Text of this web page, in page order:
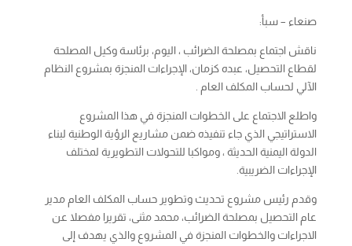
صنعاء – سبأ:
ناقش اجتماع بمصلحة الضرائب ، اليوم، برئاسة وكيل المصلحة
لقطاع التحصيل، عبده كزمان، الإجراءات المنجزة بمشروع النظام
الآلي لحساب المكلف العام .
واطلع الاجتماع على الخطوات المنجزة في هذا المشروع
الاستراتيجي الذي جاء تنفيذه ضمن مشاريع الرؤية الوطنية لبناء
الدولة اليمنية الحديثة ، ومواكبا للتحولات التطويرية لمختلف
الإجراءات الضريبية.
وقدم رئيس مشروع تحديث وتطوير حساب المكلف العام مدير
عام التحصيل بمصلحة الضرائب، محمد مثنى، تقريرا مفصلا عن
الاجراءات والخطوات المنجزة في المشروع والذي يهدف إلى